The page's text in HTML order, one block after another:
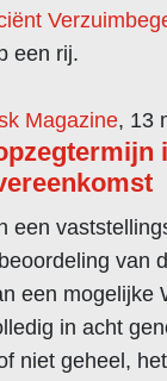
een rij.
Magazine, 13
een
van
een mogelijke
in acht
niet geheel,